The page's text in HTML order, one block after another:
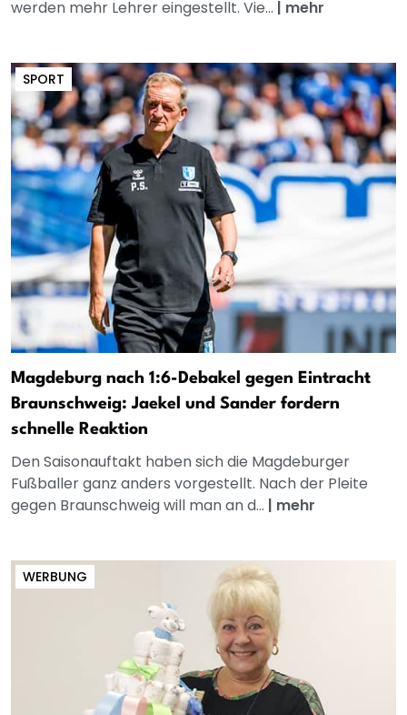
werden mehr Lehrer eingestellt. Vie... | mehr
SPORT
Magdeburg nach 1:6-Debakel gegen Eintracht
Braunschweig: Jaekel und Sander fordern
schnelle Reaktion
Den Saisonauftakt haben sich die Magdeburger
Fußballer ganz anders vorgestellt. Nach der Pleite
gegen Braunschweig will man an d... | mehr
WERBUNG